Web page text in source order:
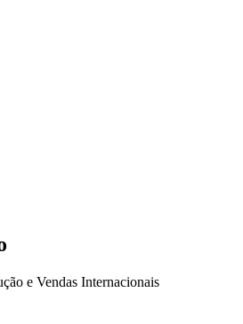
e Vendas Internacionais